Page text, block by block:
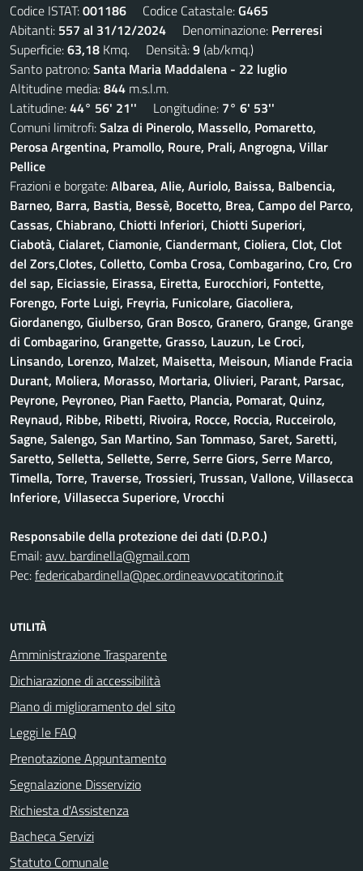
Codice ISTAT:001186 Codice Catastale:G465
Abitanti: 557 al 31/12/2024 Denominazione: Perreresi
Superficie:63,18 Kmq. Densità:9(ab/kmq.)
Santo patrono:Santa Maria Maddalena - 22 luglio
Altitudine media:844 m.s.l.m.
Latitudine:44° 56' 21'' Longitudine: 7° 6' 53''
Comuni limitrofi:Salza di Pinerolo, Massello, Pomaretto,
Perosa Argentina, Pramollo, Roure, Prali, Angrogna, Villar
Pellice
Frazioni e borgate:Albarea, Alie, Auriolo, Baissa, Balbencia,
Barneo, Barra, Bastia, Bessè, Bocetto, Brea, Campo del Parco,
Cassas, Chiabrano, Chiotti Inferiori, Chiotti Superiori,
Ciabotà, Cialaret, Ciamonie, Ciandermant, Cioliera, Clot, Clot
del Zors,Clotes, Colletto, Comba Crosa, Combagarino, Cro, Cro
del sap, Eiciassie, Eirassa, Eiretta, Eurocchiori, Fontette,
Forengo, Forte Luigi, Freyria, Funicolare, Giacoliera,
Giordanengo, Giulberso, Gran Bosco, Granero, Grange, Grange
di Combagarino, Grangette, Grasso, Lauzun, Le Croci,
Linsando, Lorenzo, Malzet, Maisetta, Meisoun, Miande Fracia
Durant, Moliera, Morasso, Mortaria, Olivieri, Parant, Parsac,
Peyrone, Peyroneo, Pian Faetto, Plancia, Pomarat, Quinz,
Reynaud, Ribbe, Ribetti, Rivoira, Rocce, Roccia, Rucceirolo,
Sagne, Salengo, San Martino, San Tommaso, Saret, Saretti,
Saretto, Selletta, Sellette, Serre, Serre Giors, Serre Marco,
Timella, Torre, Traverse, Trossieri, Trussan, Vallone, Villasecca
Inferiore, Villasecca Superiore, Vrocchi
Responsabile della protezione dei dati (D.P.O.)
Email:avv. bardinella@gmail.com
Pec:federicabardinella@pec.ordineavvocatitorino.it
UTILITÀ
Amministrazione Trasparente
Dichiarazione di accessibilità
Piano di miglioramento del sito
Leggi le FAQ
Prenotazione Appuntamento
Segnalazione Disservizio
Richiesta d'Assistenza
Bacheca Servizi
Statuto Comunale